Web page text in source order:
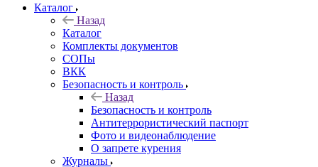
Каталог
Назад
Каталог
Комплекты документов
СОПы
ВКК
Безопасность и контроль
Назад
Безопасность и контроль
Антитеррористический паспорт
Фото и видеонаблюдение
О запрете курения
Журналы